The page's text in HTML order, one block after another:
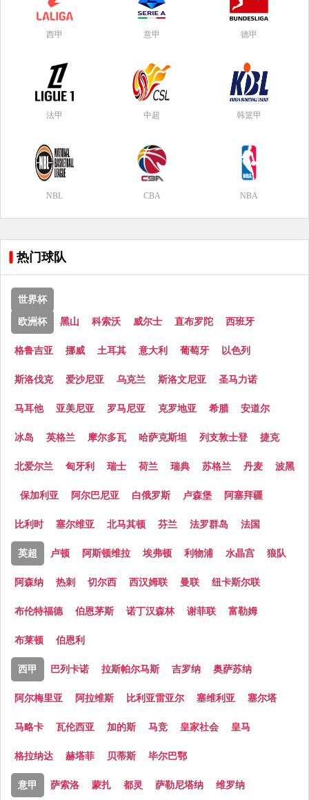
西甲 意甲 德甲
法甲 中超 韩篮甲
NBL CBA NBA
热门球队
世界杯
欧洲杯 黑山 科索沃 威尔士 直布罗陀 西班牙
格鲁吉亚 挪威 土耳其 意大利 葡萄牙 以色列
斯洛伐克 爱沙尼亚 乌克兰 斯洛文尼亚 圣马力诺
马耳他 亚美尼亚 罗马尼亚 克罗地亚 希腊 安道尔
冰岛 英格兰 摩尔多瓦 哈萨克斯坦 列支敦士登 捷克
北爱尔兰 匈牙利 瑞士 荷兰 瑞典 苏格兰 丹麦 波黑
保加利亚 阿尔巴尼亚 白俄罗斯 卢森堡 阿塞拜疆
比利时 塞尔维亚 北马其顿 芬兰 法罗群岛 法国
英超 卢顿 阿斯顿维拉 埃弗顿 利物浦 水晶宫 狼队
阿森纳 热刺 切尔西 西汉姆联 曼联 纽卡斯尔联
布伦特福德 伯恩茅斯 诺丁汉森林 谢菲联 富勒姆
布莱顿 伯恩利
西甲 巴列卡诺 拉斯帕尔马斯 吉罗纳 奥萨苏纳
阿尔梅里亚 阿拉维斯 比利亚雷亚尔 塞维利亚 塞尔塔
马略卡 瓦伦西亚 加的斯 马竞 皇家社会 皇马
格拉纳达 赫塔菲 贝蒂斯 毕尔巴鄂
意甲 萨索洛 蒙扎 都灵 萨勒尼塔纳 维罗纳